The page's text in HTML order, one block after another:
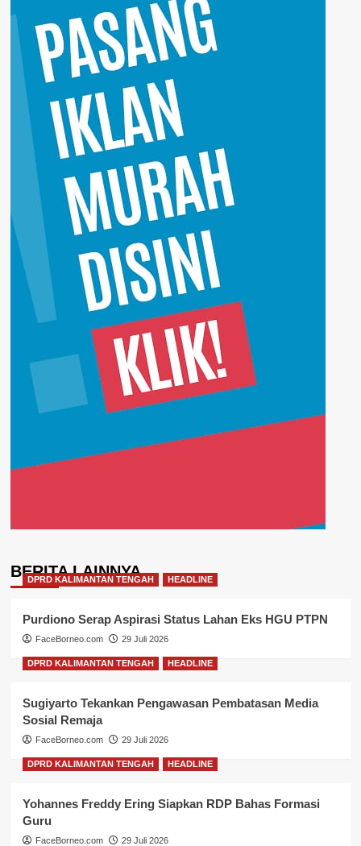
BERITA LAINNYA
DPRD KALIMANTAN TENGAH HEADLINE
Purdiono Serap Aspirasi Status Lahan Eks HGU PTPN
FaceBorneo.com 29 Juli 2026
DPRD KALIMANTAN TENGAH HEADLINE
Sugiyarto Tekankan Pengawasan Pembatasan Media
Sosial Remaja
FaceBorneo.com 29 Juli 2026
DPRD KALIMANTAN TENGAH HEADLINE
Yohannes Freddy Ering Siapkan RDP Bahas Formasi
Guru
FaceBorneo.com 29 Juli 2026